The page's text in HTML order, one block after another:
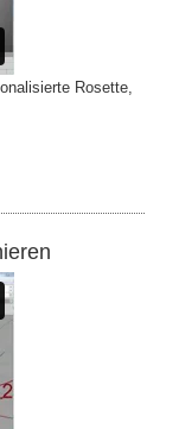
Rosette,